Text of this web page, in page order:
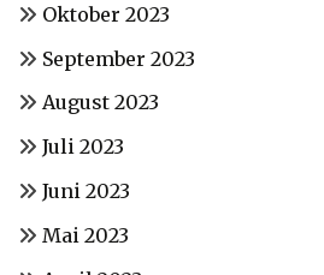
Oktober 2023
September 2023
August 2023
Juli 2023
Juni 2023
Mai 2023